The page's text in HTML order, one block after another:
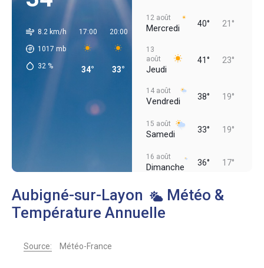
8.2 km/h
1017 mb
32 %
17:00
34°
20:00
33°
23:00
26°
02:00
12 août
Mercredi 40° 21°
13
août
Jeudi
41° 23°
14 août
Vendredi 38° 19°
15 août
Samedi 33° 19°
16 août
Dimanche 36° 17°
Aubigné-sur-Layon
Météo &
Température Annuelle
Source: Météo-France